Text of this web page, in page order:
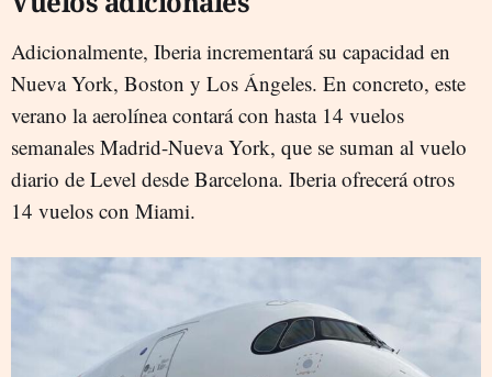
Adicionalmente, Iberia incrementará su capacidad en
Nueva York, Boston y Los Ángeles. En concreto, este
verano la aerolínea contará con hasta 14 vuelos
semanales Madrid-Nueva York, que se suman al vuelo
diario de Level desde Barcelona. Iberia ofrecerá otros
14 vuelos con Miami.